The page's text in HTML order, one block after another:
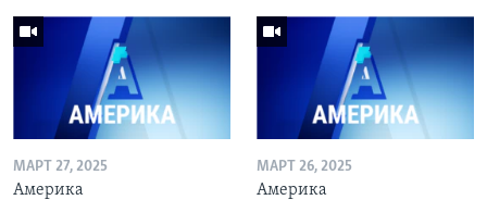
МАРТ 27, 2025
Америка
МАРТ 26, 2025
Америка